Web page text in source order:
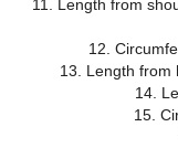
11. Length from
12.
13. Length from
14.
15.